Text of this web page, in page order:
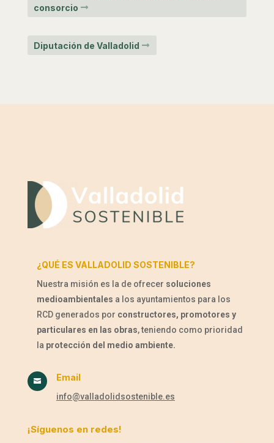
consorcio
Diputación de Valladolid
¿QUÉ ES VALLADOLID SOSTENIBLE?
Nuestra misión es la de ofrecer soluciones
medioambientales a los ayuntamientos para los
RCD generados por constructores, promotores y
particulares en las obras, teniendo como prioridad
la protección del medio ambiente.
 Email
info@valladolidsostenible.es
¡Síguenos en redes!